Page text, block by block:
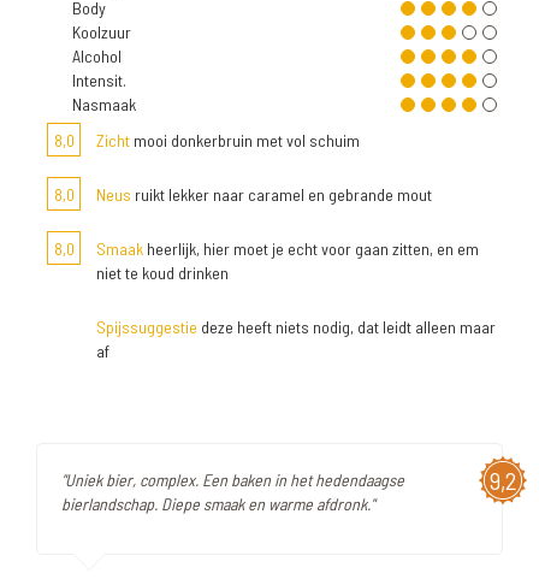
Body
Koolzuur
Alcohol
Intensit.
Nasmaak
8,0
Zicht mooi donkerbruin met vol schuim
8,0 Neus ruikt lekker naar caramel en gebrande mout
8,0 Smaak heerlijk, hier moet je echt voor gaan zitten, en em
niet te koud drinken
Spijssuggestie deze heeft niets nodig, dat leidt alleen maar
af
9,2
"Uniek bier, complex. Een baken in het hedendaagse
bierlandschap. Diepe smaak en warme afdronk."